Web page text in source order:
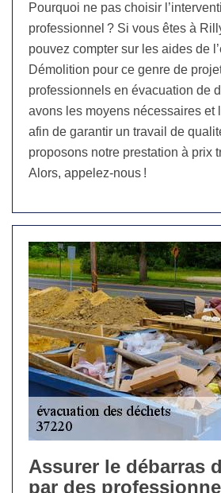
Pourquoi ne pas choisir
professionnel ? Si vous êtes à
pouvez compter sur les aides de
Démolition pour ce genre de
professionnels en évacuation de
avons les moyens nécessaires et
afin de garantir un travail de
proposons notre prestation à prix
Alors, appelez-nous !
Assurer le débarras
par des